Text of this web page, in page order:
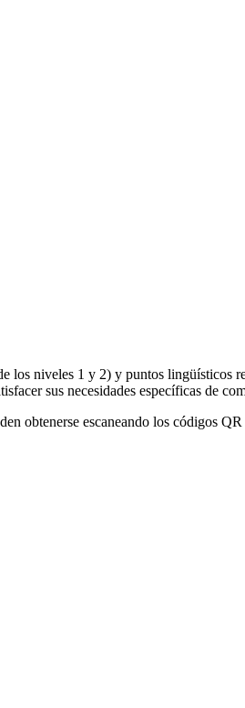
niveles 1 y 2) y puntos lingüísticos
sus necesidades específicas de
obtenerse escaneando los códigos